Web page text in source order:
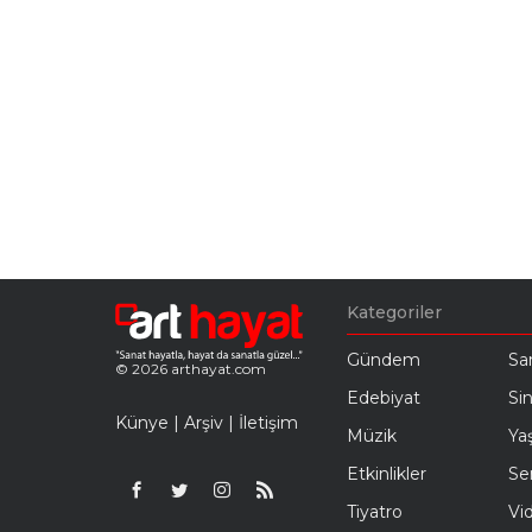
© 2026 arthayat.com
Künye | Arşiv | İletişim
Kategoriler
Gündem
Edebiyat
Müzik
Etkinlikler
Tiyatro